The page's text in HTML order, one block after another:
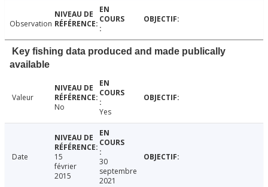
Observation
Key fishing data produced and made publically
available
Valeur
No
Yes
Date
15
février
2015
30
septembre
2021